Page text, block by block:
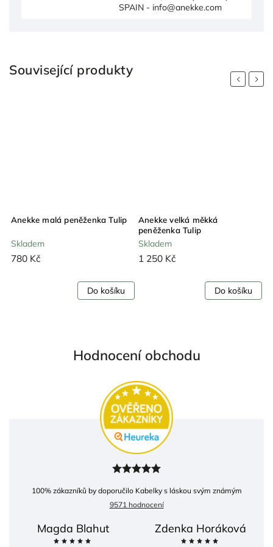
SPAIN - info@anekke.com
Související produkty
Previous
Anekke velká měkká
Skladem
1 250 Kč
Do košíku
Anekke peněženka na zip Tulip
1 150 Kč
Do košíku
Next
Hodnocení obchodu
100% zákazníků by doporučilo Kabelky s láskou svým známým
9571 hodnocení
Magda Blahut Zdenka Horáková